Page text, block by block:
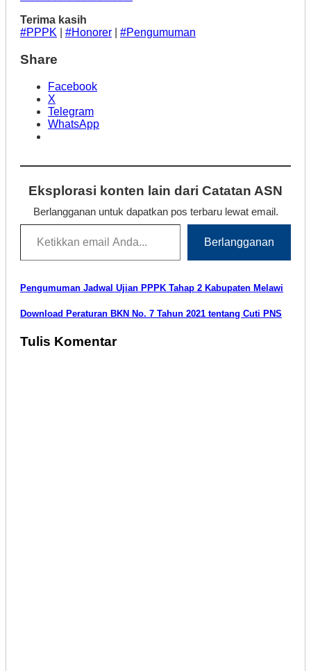
Terima kasih
#PPPK
#Honorer #Pengumuman
Share
Facebook
X
Telegram
WhatsApp
Eksplorasi konten lain dari Catatan ASN
Berlangganan untuk dapatkan pos terbaru lewat email.
Ketikkan email Anda...
Berlangganan
Navigasi
pos
Pengumuman Jadwal Ujian PPPK Tahap 2 Kabupaten Melawi
Download Peraturan BKN No. 7 Tahun 2021 tentang Cuti PNS
Tulis Komentar